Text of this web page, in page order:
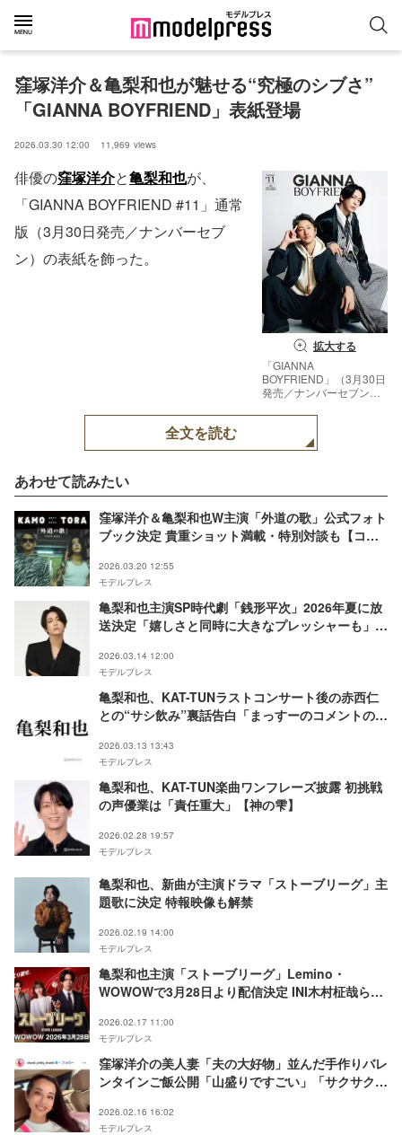
窪塚洋介＆亀梨和也が魅せる“究極のシブさ”
「GIANNA BOYFRIEND」表紙登場
2026.03.30 12:00 11,969 views
拡大する
「GIANNA
BOYFRIEND」（3月30日
発売／ナンバーセブン）
也（提供写真）
俳優の窪塚洋介と亀梨和也が、
「GIANNA BOYFRIEND #11」通常
版（3月30日発売／ナンバーセブ
ン）の表紙を飾った。
全文を読む
あわせて読みたい
窪塚洋介＆亀梨和也W主演「外道の歌」公式フォト
ブック決定 貴重ショット満載・特別対談も【コメ
2026.03.20 12:55
モデルプレス
亀梨和也主演SP時代劇「銭形平次」2026年夏に放
送決定「嬉しさと同時に大きなプレッシャーも」
2026.03.14 12:00
モデルプレス
亀梨和也、KAT-TUNラストコンサート後の赤西仁
との“サシ飲み”裏話告白「まっすーのコメントの意
2026.03.13 13:43
モデルプレス
亀梨和也、KAT-TUN楽曲ワンフレーズ披露 初挑戦
の声優業は「責任重大」【神の雫】
2026.02.28 19:57
モデルプレス
亀梨和也、新曲が主演ドラマ「ストーブリーグ」主
題歌に決定 特報映像も解禁
2026.02.19 14:00
モデルプレス
亀梨和也主演「ストーブリーグ」Lemino・
WOWOWで3月28日より配信決定 INI木村柾哉ら追
2026.02.17 11:00
モデルプレス
窪塚洋介の美人妻「夫の大好物」並んだ手作りバレ
ンタインご飯公開「山盛りですごい」「サクサクし
2026.02.16 16:02
モデルプレス